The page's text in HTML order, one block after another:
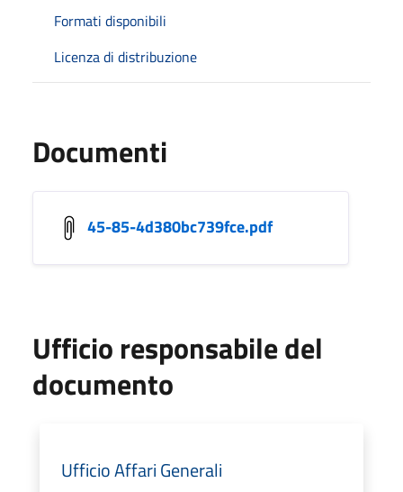
Formati disponibili
Licenza di distribuzione
Documenti
45-85-4d380bc739fce.pdf
Ufficio responsabile del
documento
Ufficio Affari Generali